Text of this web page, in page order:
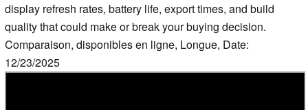
display refresh rates, battery life, export times, and build
quality that could make or break your buying decision.
Comparaison, disponibles en ligne, Longue, Date:
12/23/2025